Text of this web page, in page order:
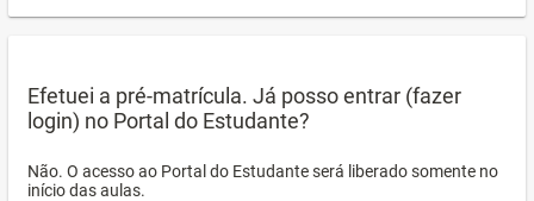
Efetuei a pré-matrícula. Já posso entrar (fazer
login) no Portal do Estudante?
Não. O acesso ao Portal do Estudante será liberado somente no
início das aulas.